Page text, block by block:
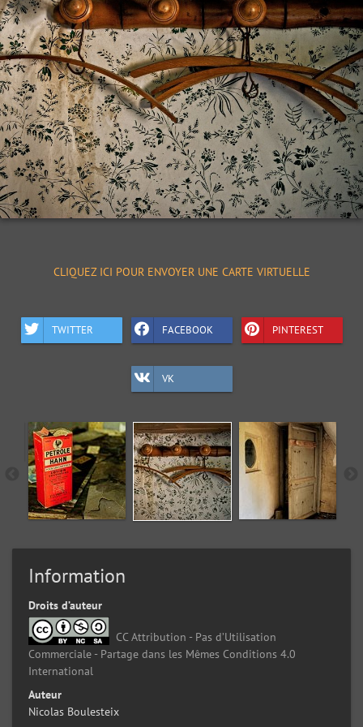
CLIQUEZ ICI POUR ENVOYER UNE CARTE VIRTUELLE
TWITTER FACEBOOK PINTEREST
VK
Information
Droits d’auteur
CC Attribution - Pas d’Utilisation
Commerciale - Partage dans les Mêmes Conditions 4.0
International
Auteur
Nicolas Boulesteix